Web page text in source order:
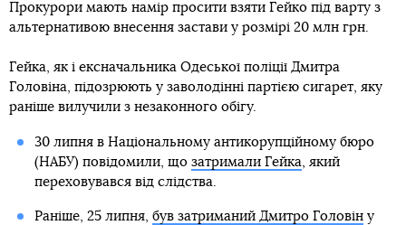
Прокурори мають намір просити взяти Гейко під варту з
альтернативою внесення застави у розмірі 20 млн грн.
Гейка, як і ексначальника Одеської поліції Дмитра
Головіна, підозрюють у заволодінні партією сигарет, яку
раніше вилучили з незаконного обігу.
30 липня в Національному антикорупційному бюро
(НАБУ) повідомили, що затримали Гейка, який
переховувався від слідства.
Раніше, 25 липня, був затриманий Дмитро Головіну